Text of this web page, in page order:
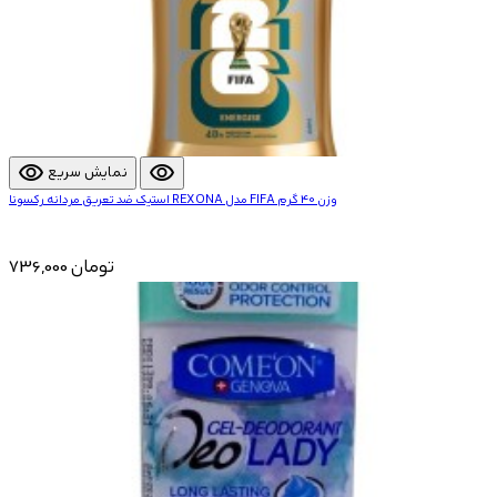
visibility نمایش سریع visibility
استیک ضد تعریق مردانه رکسونا REXONA مدل FIFA وزن 40 گرم
736,000 تومان